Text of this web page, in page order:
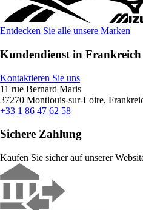
Entdecken Sie alle unsere Marken
Kundendienst in Frankreich
Kontaktieren Sie uns
11 rue Bernard Maris
37270 Montlouis-sur-Loire,
+33 1 86 47 62 58
Sichere Zahlung
Kaufen Sie sicher auf unserer